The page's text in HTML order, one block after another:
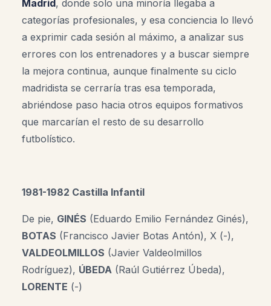
Madrid, donde solo una minoría llegaba a
categorías profesionales, y esa conciencia lo llevó
a exprimir cada sesión al máximo, a analizar sus
errores con los entrenadores y a buscar siempre
la mejora continua, aunque finalmente su ciclo
madridista se cerraría tras esa temporada,
abriéndose paso hacia otros equipos formativos
que marcarían el resto de su desarrollo
futbolístico.
1981-1982 Castilla Infantil
De pie, GINÉS (Eduardo Emilio Fernández Ginés),
BOTAS (Francisco Javier Botas Antón), X (-),
VALDEOLMILLOS (Javier Valdeolmillos
Rodríguez), ÚBEDA (Raúl Gutiérrez Úbeda),
LORENTE (-)